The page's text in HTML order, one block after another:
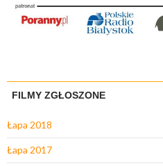
FILMY ZGŁOSZONE
Łapa 2018
Łapa 2017